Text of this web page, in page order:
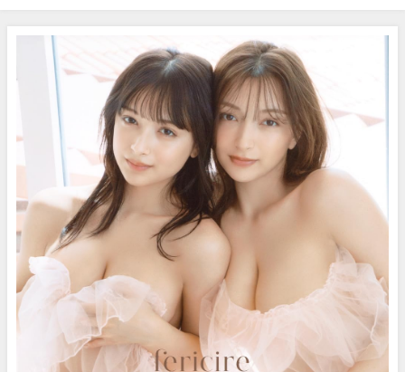
ジン2018グランプリ】（2019年
10月11日） | 講談社ヤンマガch
さんより
ドラゴンエイジ公式CH】さんよ